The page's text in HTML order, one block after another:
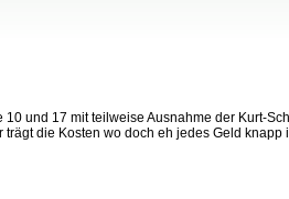
und 17 mit teilweise Ausnahme der Kurt-
die Kosten wo doch eh jedes Geld knapp